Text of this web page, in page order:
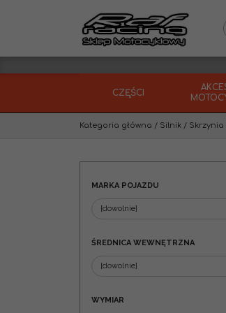
CZĘŚCI
Kategoria główna / Silnik /
MARKA POJAZDU
ŚREDNICA WEWNĘTRZNA
WYMIAR